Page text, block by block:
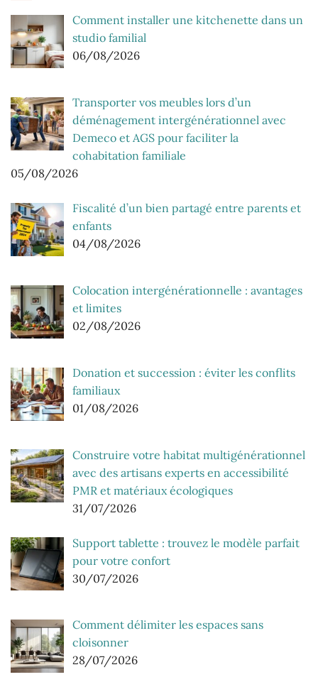
Comment installer une kitchenette dans un
studio familial
06/08/2026
Transporter vos meubles lors d’un
déménagement intergénérationnel avec
Demeco et AGS pour faciliter la
cohabitation familiale
05/08/2026
Fiscalité d’un bien partagé entre parents et
enfants
04/08/2026
Colocation intergénérationnelle : avantages
et limites
02/08/2026
Donation et succession : éviter les conflits
familiaux
01/08/2026
Construire votre habitat multigénérationnel
avec des artisans experts en accessibilité
PMR et matériaux écologiques
31/07/2026
Support tablette : trouvez le modèle parfait
pour votre confort
30/07/2026
Comment délimiter les espaces sans
cloisonner
28/07/2026